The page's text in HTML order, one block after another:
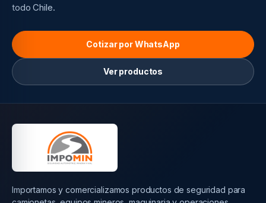
todo Chile.
Cotizar por WhatsApp
Ver productos
Importamos y comercializamos productos de seguridad para